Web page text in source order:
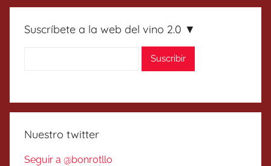
Suscríbete a la web del vino 2.0 ▼
Nuestro twitter
Seguir a @bonrotllo